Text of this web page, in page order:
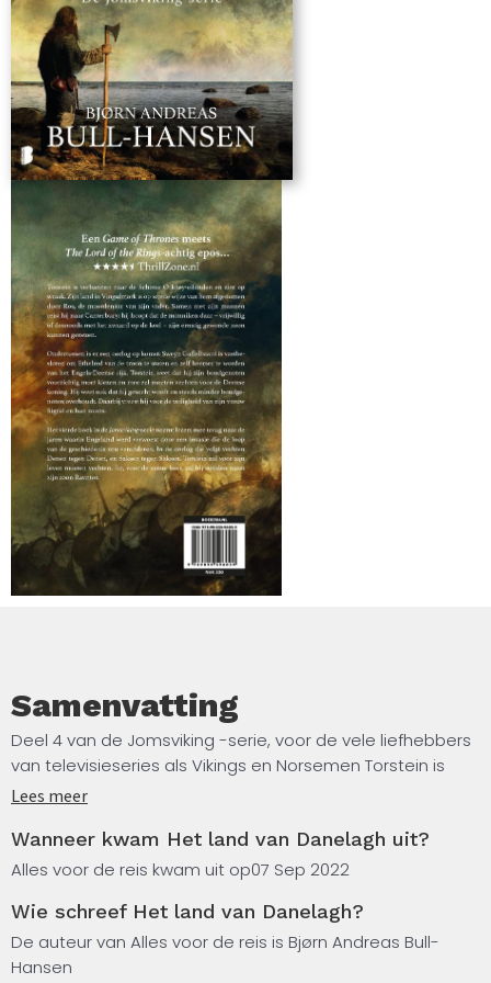
verhaal over de groei naar volwassenheid. Absoluut een
aanrader.’ NBD Biblion ‘Bull-Hansen weet het allemaal
fantastisch op papier te zetten, hij heeft zo veel kennis dat
het allemaal klopt en aanvoelt alsof je echt in die tijd bent.
Een dijk van een boek.’ **** ThrillZone.nl ‘Dit is verreweg het
allerbeste boek dat ik over Vikingen heb gelezen.’ ****
Hebban.nl
Samenvatting
Deel 4 van de Jomsviking -serie, voor de vele liefhebbers
van televisieseries als Vikings en Norsemen Torstein is
verbannen naar de Schotse Orkney-eilanden en zint op
afgenomen door Ros, de moordenaar van zijn vader.
Samen met zijn mannen reist hij naar Canterbury: hij
het zwaard op de keel – zijn ernstig gewonde zoon
kunnen genezen.
Lees meer
Wanneer kwam Het land van Danelagh uit?
Alles voor de reis kwam uit op07 Sep 2022
Wie schreef Het land van Danelagh?
De auteur van Alles voor de reis is Bjørn Andreas Bull-
Hansen